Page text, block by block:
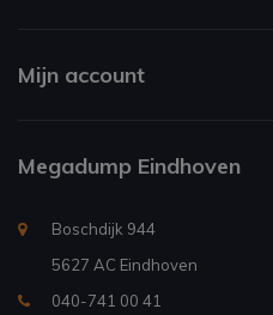
Mijn account
Megadump Eindhoven
Boschdijk 944
5627 AC Eindhoven
040-741 00 41